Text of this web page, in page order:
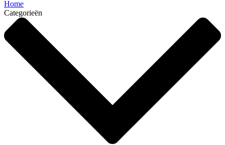
Home
Categorieën